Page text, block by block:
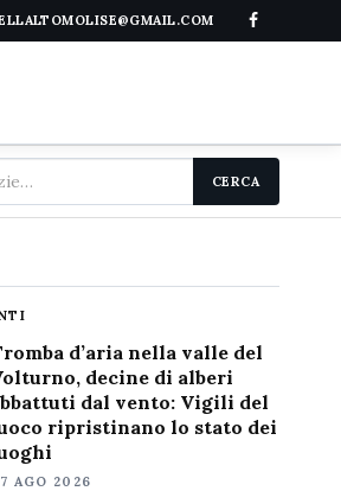
CERCA
d’aria nella valle del
decine di alberi
dal vento: Vigili del
ripristinano lo stato dei
AGO 2026